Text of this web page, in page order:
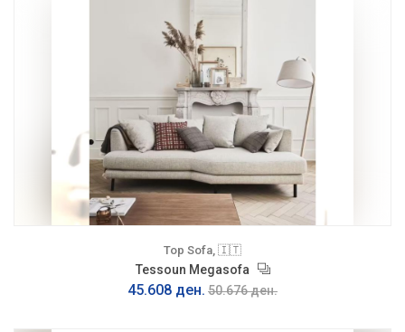
Top Sofa, 🇮🇹
Tessoun Megasofa
45.608 ден. 50.676 ден.